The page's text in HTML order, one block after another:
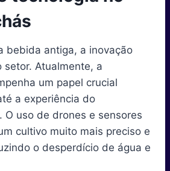
bebida antiga, a inovação
setor. Atualmente, a
um papel crucial
a experiência do
O uso de drones e sensores
cultivo muito mais preciso e
o desperdício de água e